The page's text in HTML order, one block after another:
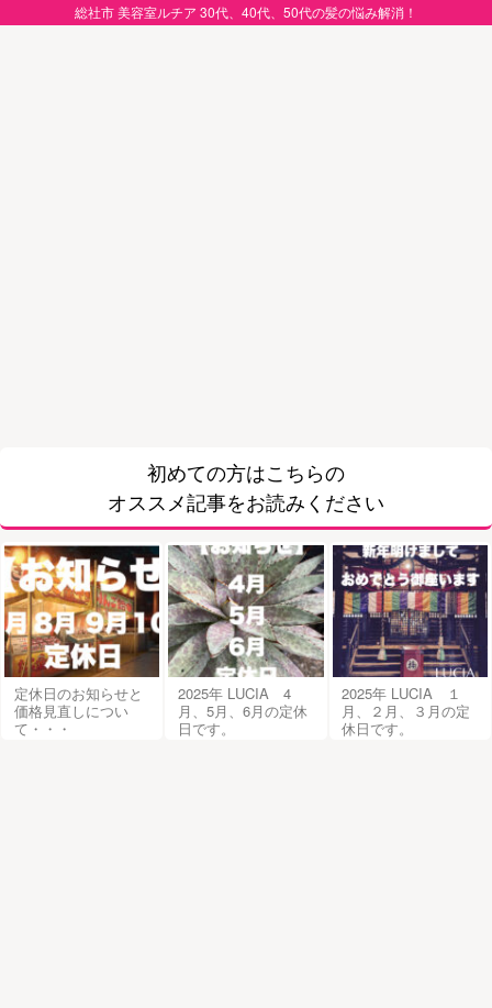
総社市 美容室ルチア 30代、40代、50代の髪の悩み解消！
初めての方はこちらの
オススメ記事をお読みください
定休日のお知らせと
価格見直しについ
て・・・
2025年 LUCIA 4
月、5月、6月の定休
日です。
2025年 LUCIA １
月、２月、３月の定
休日です。